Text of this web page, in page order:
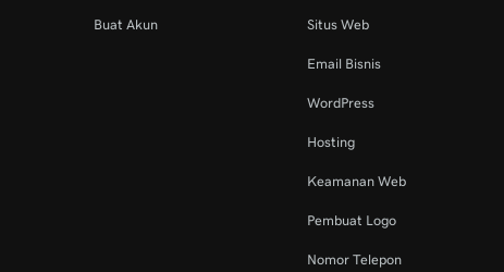
Buat Akun Situs Web
Email Bisnis
WordPress
Hosting
Keamanan Web
Pembuat Logo
Nomor Telepon